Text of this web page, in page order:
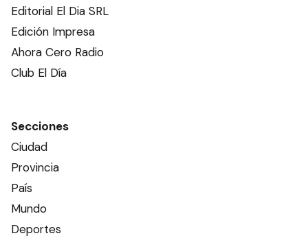
Editorial El Dia SRL
Edición Impresa
Ahora Cero Radio
Club El Día
Secciones
Ciudad
Provincia
País
Mundo
Deportes